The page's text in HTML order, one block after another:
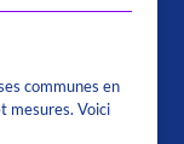
communes en
mesures. Voici